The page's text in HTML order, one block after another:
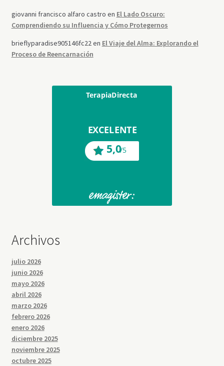
giovanni francisco alfaro castro en El Lado Oscuro:
Comprendiendo su Influencia y Cómo Protegernos
brieflyparadise905146fc22en El Viaje del Alma: Explorando el
Proceso de Reencarnación
Archivos
julio 2026
junio 2026
mayo 2026
abril 2026
marzo 2026
febrero 2026
enero 2026
diciembre 2025
noviembre 2025
octubre 2025